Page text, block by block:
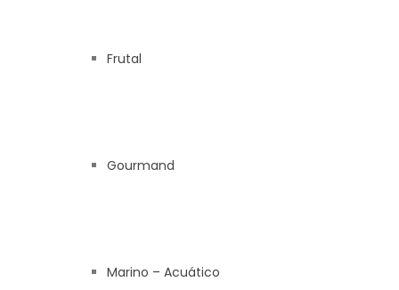
Frutal
Gourmand
Marino – Acuático